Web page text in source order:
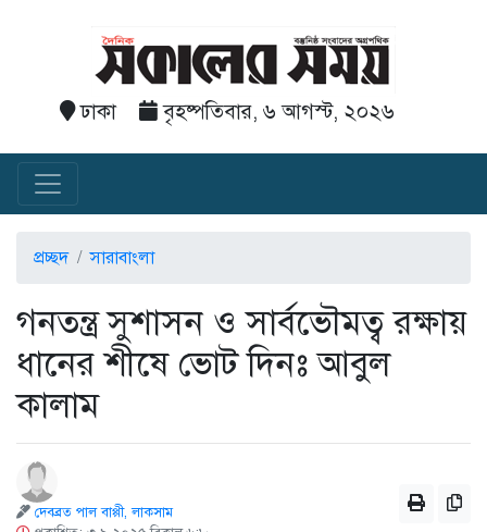
ঢাকা বৃহষ্পতিবার, ৬ আগস্ট, ২০২৬
প্রচ্ছদ সারাবাংলা
গনতন্ত্র সুশাসন ও সার্বভৌমত্ব রক্ষায়
ধানের শীষে ভোট দিনঃ আবুল
কালাম
দেবব্রত পাল বাপ্পী, লাকসাম